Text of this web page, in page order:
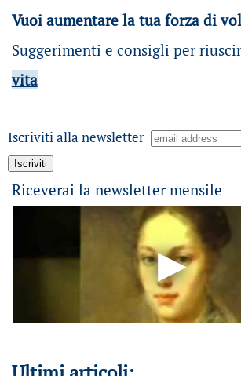
Vuoi aumentare la tua forza di
Suggerimenti e consigli per
vita
Iscriviti alla newsletter
Riceverai la newsletter mensile